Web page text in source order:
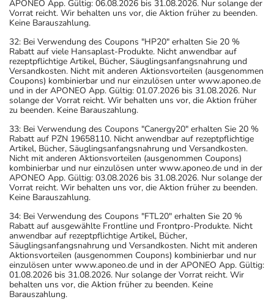
APONEO App. Gültig: 06.08.2026 bis 31.08.2026. Nur solange der
Vorrat reicht. Wir behalten uns vor, die Aktion früher zu beenden.
Keine Barauszahlung.
32: Bei Verwendung des Coupons "HP20" erhalten Sie 20 %
Rabatt auf viele Hansaplast-Produkte. Nicht anwendbar auf
rezeptpflichtige Artikel, Bücher, Säuglingsanfangsnahrung und
Versandkosten. Nicht mit anderen Aktionsvorteilen (ausgenommen
Coupons) kombinierbar und nur einzulösen unter www.aponeo.de
und in der APONEO App. Gültig: 01.07.2026 bis 31.08.2026. Nur
solange der Vorrat reicht. Wir behalten uns vor, die Aktion früher
zu beenden. Keine Barauszahlung.
33: Bei Verwendung des Coupons "Canergy20" erhalten Sie 20 %
Rabatt auf PZN 19658110. Nicht anwendbar auf rezeptpflichtige
Artikel, Bücher, Säuglingsanfangsnahrung und Versandkosten.
Nicht mit anderen Aktionsvorteilen (ausgenommen Coupons)
kombinierbar und nur einzulösen unter www.aponeo.de und in der
APONEO App. Gültig: 03.08.2026 bis 31.08.2026. Nur solange der
Vorrat reicht. Wir behalten uns vor, die Aktion früher zu beenden.
Keine Barauszahlung.
34: Bei Verwendung des Coupons "FTL20" erhalten Sie 20 %
Rabatt auf ausgewählte Frontline und Frontpro-Produkte. Nicht
anwendbar auf rezeptpflichtige Artikel, Bücher,
Säuglingsanfangsnahrung und Versandkosten. Nicht mit anderen
Aktionsvorteilen (ausgenommen Coupons) kombinierbar und nur
einzulösen unter www.aponeo.de und in der APONEO App. Gültig:
01.08.2026 bis 31.08.2026. Nur solange der Vorrat reicht. Wir
behalten uns vor, die Aktion früher zu beenden. Keine
Barauszahlung.